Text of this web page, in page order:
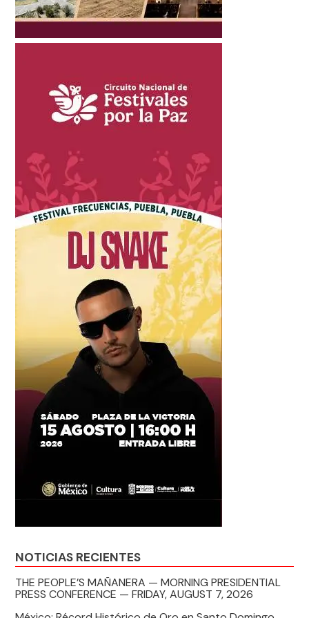
NOTICIAS RECIENTES
THE PEOPLE’S MAÑANERA — MORNING PRESIDENTIAL
PRESS CONFERENCE — FRIDAY, AUGUST 7, 2026